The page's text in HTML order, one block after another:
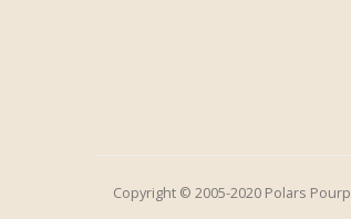
Copyright © 2005-2020 Polars